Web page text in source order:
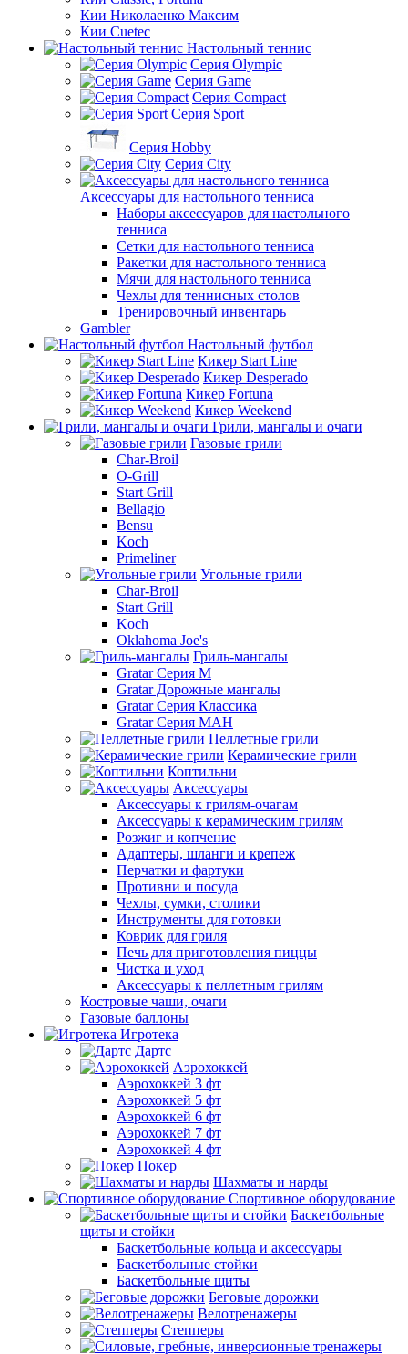
Кии Николаенко Максим
Кии Cuetec
Настольный теннис
Серия Olympic
Серия Game
Серия Compact
Серия Sport
Серия Hobby
Серия City
Аксессуары для настольного тенниса
Наборы аксессуаров для настольного
тенниса
Сетки для настольного тенниса
Ракетки для настольного тенниса
Мячи для настольного тенниса
Чехлы для теннисных столов
Тренировочный инвентарь
Gambler
Настольный футбол
Кикер Start Line
Кикер Desperado
Кикер Fortuna
Кикер Weekend
Грили, мангалы и очаги
Газовые грили
Char-Broil
O-Grill
Start Grill
Bellagio
Bensu
Koch
Primeliner
Угольные грили
Char-Broil
Start Grill
Koch
Oklahoma Joe's
Гриль-мангалы
Gratar Серия M
Gratar Дорожные мангалы
Gratar Серия Классика
Gratar Серия МАН
Пеллетные грили
Керамические грили
Коптильни
Аксессуары
Аксессуары к грилям-очагам
Аксессуары к керамическим грилям
Розжиг и копчение
Адаптеры, шланги и крепеж
Перчатки и фартуки
Противни и посуда
Чехлы, сумки, столики
Инструменты для готовки
Коврик для гриля
Печь для приготовления пиццы
Чистка и уход
Аксессуары к пеллетным грилям
Костровые чаши, очаги
Газовые баллоны
Игротека
Дартс
Аэрохоккей
Аэрохоккей 3 фт
Аэрохоккей 5 фт
Аэрохоккей 6 фт
Аэрохоккей 7 фт
Аэрохоккей 4 фт
Покер
Шахматы и нарды
Спортивное оборудование
Баскетбольные
щиты и стойки
Баскетбольные кольца и аксессуары
Баскетбольные стойки
Баскетбольные щиты
Беговые дорожки
Велотренажеры
Степперы